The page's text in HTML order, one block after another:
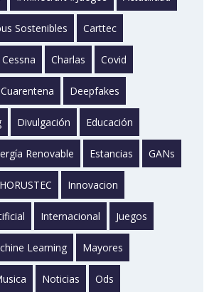
Sostenibles Carttec
Cessna Charlas Covid
Cuarentena Deepfakes
Divulgación Educación
Renovable Estancias GANs
HORUSTEC Innovacion
Internacional Juegos
Learning Mayores
Noticias Ods